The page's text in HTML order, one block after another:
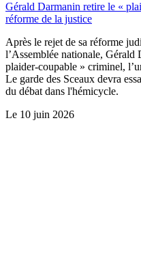
Gérald Darmanin retire le «
réforme de la justice
Après le rejet de sa réforme
l’Assemblée nationale, Gérald
plaider-coupable » criminel,
Le garde des Sceaux devra
du débat dans l'hémicycle.
Le 10 juin 2026